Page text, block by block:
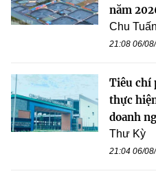
năm
Chu Tuấn
21:08 06/
Tiêu chí
thực
doanh
Thư Kỳ
21:04 06/